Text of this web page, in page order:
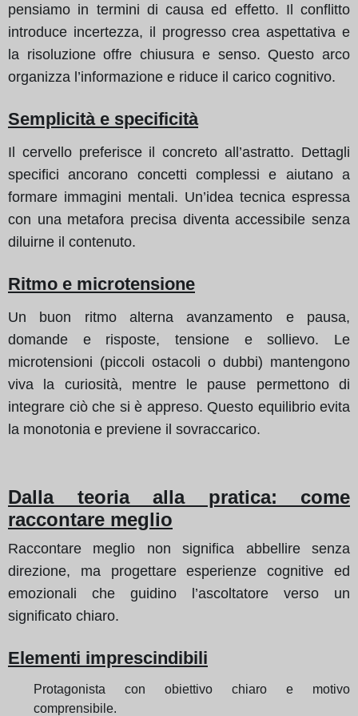
pensiamo in termini di causa ed effetto. Il conflitto
introduce incertezza, il progresso crea aspettativa e
la risoluzione offre chiusura e senso. Questo arco
organizza l’informazione e riduce il carico cognitivo.
Semplicità e specificità
Il cervello preferisce il concreto all’astratto. Dettagli
specifici ancorano concetti complessi e aiutano a
formare immagini mentali. Un’idea tecnica espressa
con una metafora precisa diventa accessibile senza
diluirne il contenuto.
Ritmo e microtensione
Un buon ritmo alterna avanzamento e pausa,
domande e risposte, tensione e sollievo. Le
microtensioni (piccoli ostacoli o dubbi) mantengono
viva la curiosità, mentre le pause permettono di
integrare ciò che si è appreso. Questo equilibrio evita
la monotonia e previene il sovraccarico.
Dalla teoria alla pratica: come
raccontare meglio
Raccontare meglio non significa abbellire senza
direzione, ma progettare esperienze cognitive ed
emozionali che guidino l’ascoltatore verso un
significato chiaro.
Elementi imprescindibili
Protagonista con obiettivo chiaro e motivo
comprensibile.